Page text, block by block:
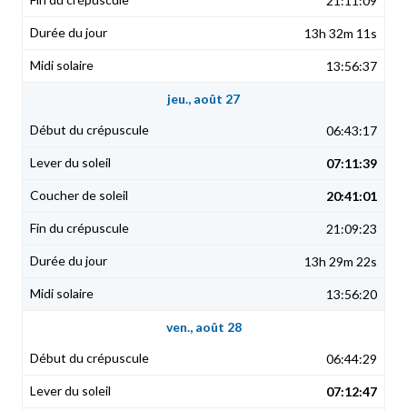
13h 32m 11s
13:56:37
jeu., août 27
06:43:17
07:11:39
20:41:01
21:09:23
13h 29m 22s
13:56:20
ven., août 28
06:44:29
07:12:47